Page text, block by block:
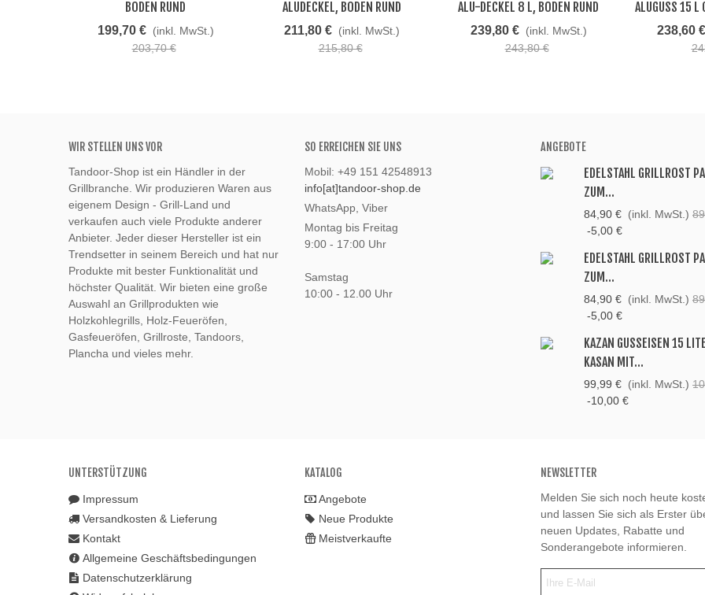
BODEN RUND
199,70 € (inkl. MwSt.)
203,70 €
ALUDECKEL, BODEN RUND
211,80 € (inkl. MwSt.)
215,80 €
ALU-DECKEL 8 L, BODEN RUND
239,80 € (inkl. MwSt.)
243,80 €
ALUGUSS 15 L
238,60 €
WIR STELLEN UNS VOR
Tandoor-Shop ist ein Händler in der
Grillbranche. Wir produzieren Waren aus
eigenem Design - Grill-Land und
verkaufen auch viele Produkte anderer
Anbieter. Jeder dieser Hersteller ist ein
Trendsetter in seinem Bereich und hat nur
Produkte mit bester Funktionalität und
höchster Qualität. Wir bieten eine große
Auswahl an Grillprodukten wie
Holzkohlegrills, Holz-Feueröfen,
Gasfeueröfen, Grillroste, Tandoors,
Plancha und vieles mehr.
SO ERREICHEN SIE UNS
Mobil: +49 151 42548913
info[at]tandoor-shop.de
WhatsApp, Viber
Montag bis Freitag
9:00 - 17:00 Uhr
Samstag
10:00 - 12.00 Uhr
ANGEBOTE
EDELSTAHL GRILLROST
ZUM...
84,90 € (inkl. MwSt.)
-5,00 €
EDELSTAHL GRILLROST
ZUM...
84,90 € (inkl. MwSt.)
-5,00 €
KAZAN GUSSEISEN 15
KASAN MIT...
99,99 € (inkl. MwSt.)
-10,00 €
UNTERSTÜTZUNG
Impressum
Versandkosten & Lieferung
Kontakt
Allgemeine Geschäftsbedingungen
Datenschutzerklärung
KATALOG
Angebote
Neue Produkte
Meistverkaufte
NEWSLETTER
Melden Sie sich noch heute
und lassen Sie sich als Erster
neuen Updates, Rabatte und
Sonderangebote informieren.